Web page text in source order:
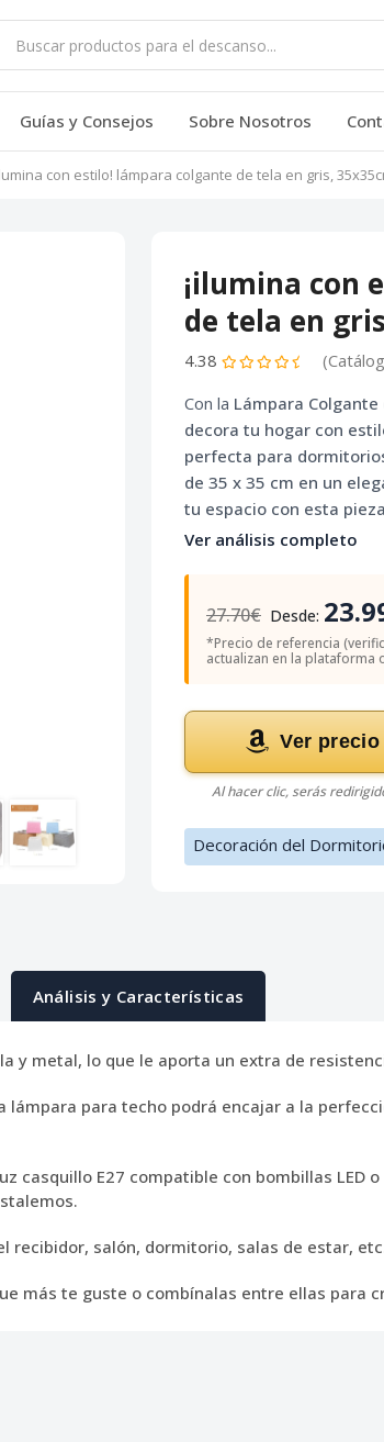
Guías y Consejos Sobre Nosotros
con estilo! lámpara colgante de tela en gris,
¡ilumina con
de tela en
4.38
Con la Lámpara Colgante
decora tu hogar con
perfecta para
de 35 x 35 cm en un
tu espacio con esta
Ver análisis completo
27.70€ Desde:
*Precio de referencia
actualizan en la plataforma
Ver
Al hacer clic, serás
Decoración del
Análisis y Características
y metal, lo que le aporta un extra de
lámpara para techo podrá encajar a la
casquillo E27 compatible con bombillas LED
recibidor, salón, dormitorio, salas de estar,
más te guste o combínalas entre ellas para